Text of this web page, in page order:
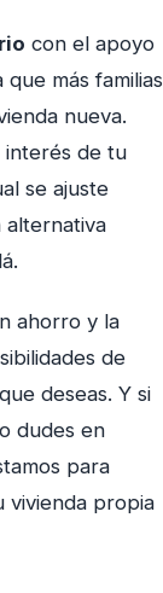
con el apoyo
más familias
nueva.
interés de tu
se ajuste
alternativa
ahorro y la
de
deseas. Y si
dudes en
para
vivienda propia